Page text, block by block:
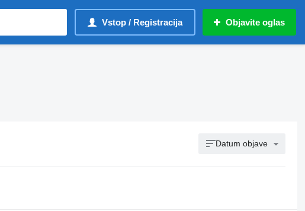
Vstop / Registracija Objavite oglas
Datum objave